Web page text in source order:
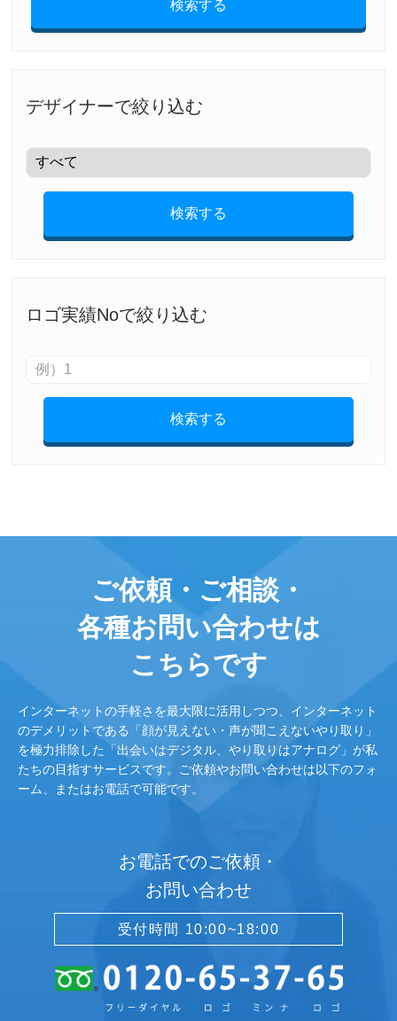
検索する
デザイナーで絞り込む
検索する
ロゴ実績Noで絞り込む
検索する
ご依頼・ご相談・
各種お問い合わせは
こちらです
インターネットの手軽さを最大限に活用しつつ、インターネット
のデメリットである「顔が見えない・声が聞こえないやり取り」
を極力排除した「出会いはデジタル、やり取りはアナログ」が私
たちの目指すサービスです。ご依頼やお問い合わせは以下のフォ
ーム、またはお電話で可能です。
お電話でのご依頼・
お問い合わせ
受付時間 10:00~18:00